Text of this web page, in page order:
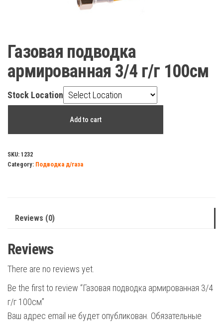
Газовая подводка
армированная 3/4 г/г 100см
Stock Location
3/4
г/
Add to cart
SKU: 1232
Category: Подводка д/газа
Reviews (0)
Reviews
There are no reviews yet.
Be the first to review “Газовая подводка армированная 3/4
г/г 100см”
Ваш адрес email не будет опубликован. Обязательные